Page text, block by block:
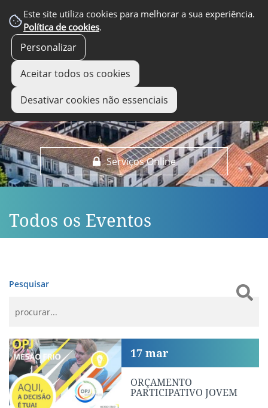
Este site utiliza cookies para melhorar a sua experiência.
Política de cookies.
Personalizar
Aceitar todos os cookies
Desativar cookies não essenciais
Serviços Online
EM DESTAQUE
Todos os Eventos
Pesquisar
ORÇAMENTO PARTICIPATIVO JOVEM
ORÇAMENTO
PARTICIPATIVO JOVEM
17 mar